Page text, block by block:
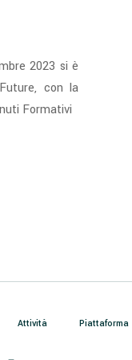
2023 si è
con la
Formativi
Attività Piattaforma